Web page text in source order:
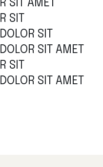
SIT AMET
SIT
SIT
SIT AMET
SIT
SIT AMET